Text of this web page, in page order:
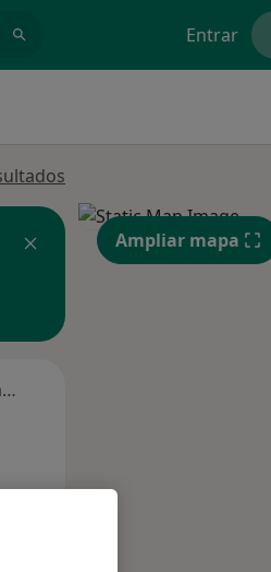
Entrar
Segunda-feira
Ampliar mapa